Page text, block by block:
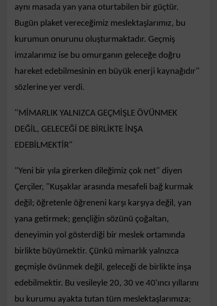
aynı masada yan yana oturtabilen bir güçtür.
Bugün plaket vereceğimiz meslektaşlarımız, bu
kurumun onurunu oluşturmaktadır. Geçmiş
imzalarımız ise bu omurganın geleceğe doğru
hareket edebilmesinin en büyük enerji kaynağıdır"
sözlerine yer verdi.
"MİMARLIK YALNIZCA GEÇMİŞLE ÖVÜNMEK
DEĞİL, GELECEĞİ DE BİRLİKTE İNŞA
EDEBİLMEKTİR"
"Yeni bir yıla girerken dileğimiz çok net" diyen
Çerçiler, "Kuşaklar arasında mesafeli bağ kurmak
değil; öğretenle öğreneni karşı karşıya değil, yan
yana getirmek; gençliğin sözünü çoğaltan,
deneyimin yol gösterdiği bir meslek ortamında
birlikte büyümektir. Çünkü mimarlık yalnızca
geçmişle övünmek değil, geleceği de birlikte inşa
edebilmektir. Bu vesileyle 20, 30 ve 40'ıncı yıllarını
bu kurumu ayakta tutan tüm meslektaşlarımıza;